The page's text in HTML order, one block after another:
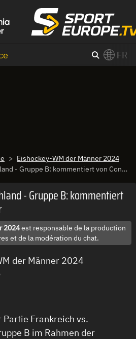
FR
Eishockey-WM der Männer 2024
B: kommentiert von Constantin Eckner
- Gruppe B: kommentiert
2024est responsable de la production
et de la modération du chat.
der Männer 2024
Frankreich vs.
B im Rahmen der